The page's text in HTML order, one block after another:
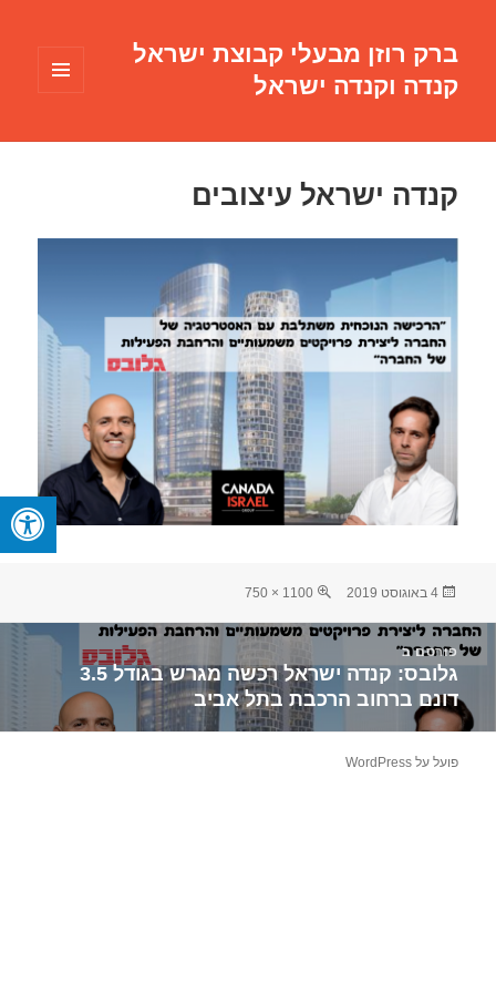
ברק רוזן מבעלי קבוצת ישראל
קנדה וקנדה ישראל
קנדה ישראל עיצובים
פורסם
4 באוגוסט 2019
מסך
1100 × 750
ניווט
פורסם ב
גלובס: קנדה ישראל רכשה מגרש בגודל 3.5
דונם ברחוב הרכבת בתל אביב
פועל על WordPress